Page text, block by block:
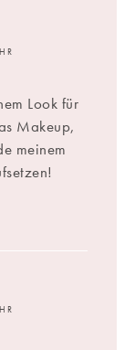
Look für
Makeup,
meinem